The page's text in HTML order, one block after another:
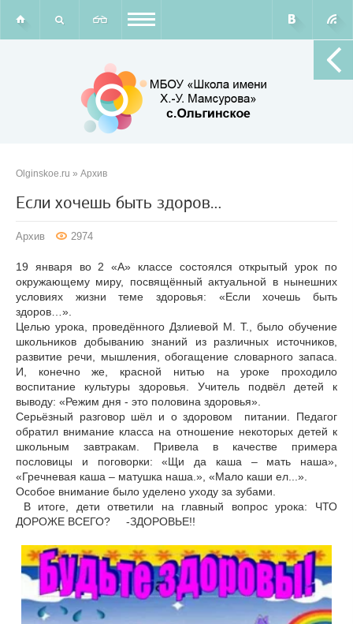
Olginskoe.ru » Архив
Если хочешь быть здоров…
Архив 2974
19 января во 2 «А» классе состоялся открытый урок по
окружающему миру, посвящённый актуальной в нынешних
условиях жизни теме здоровья: «Если хочешь быть
здоров…».
Целью урока, проведённого Дзлиевой М. Т., было обучение
школьников добыванию знаний из различных источников,
развитие речи, мышления, обогащение словарного запаса.
И, конечно же, красной нитью на уроке проходило
воспитание культуры здоровья. Учитель подвёл детей к
выводу: «Режим дня - это половина здоровья».
Серьёзный разговор шёл и о здоровом питании. Педагог
обратил внимание класса на отношение некоторых детей к
школьным завтракам. Привела в качестве примера
пословицы и поговорки: «Щи да каша – мать наша»,
«Гречневая каша – матушка наша.», «Мало каши ел...».
Особое внимание было уделено уходу за зубами.
В итоге, дети ответили на главный вопрос урока: ЧТО
ДОРОЖЕ ВСЕГО? -ЗДОРОВЬЕ!!